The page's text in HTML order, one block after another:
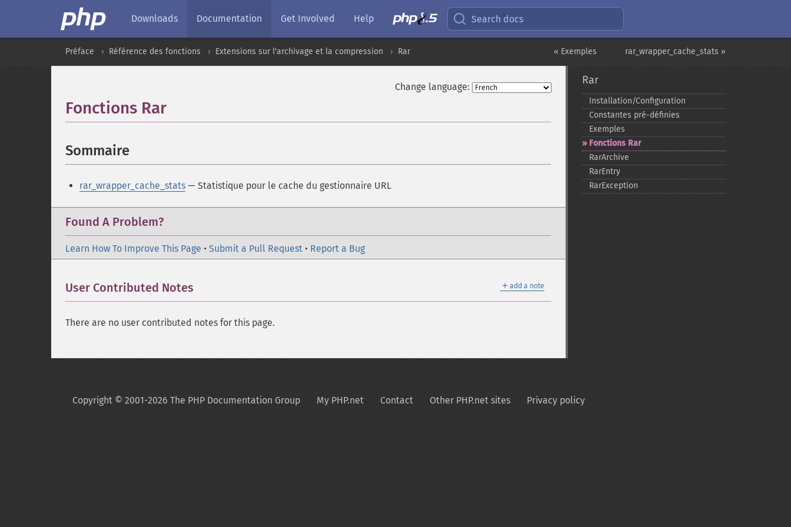
Downloads Documentation Get Involved Help Search docs
rar_wrapper_cache_stats »
« Exemples
Préface Référence des fonctions Extensions sur l'archivage et la compression Rar
Change language:
Fonctions Rar
Sommaire
rar_wrapper_cache_stats — Statistique pour le cache du gestionnaire URL
Found A Problem?
Learn How To Improve This Page • Submit a Pull Request • Report a Bug
＋ add a note
User Contributed Notes
There are no user contributed notes for this page.
Rar
Installation/Configuration
Constantes pré-​définies
Exemples
Fonctions Rar
RarArchive
RarEntry
RarException
Copyright © 2001-2026 The PHP Documentation Group My PHP.net Contact Other PHP.net sites Privacy policy